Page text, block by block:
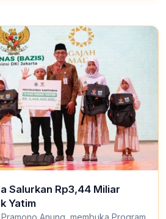
Salurkan Rp3,44 Miliar
Yatim
Anung, membuka Program